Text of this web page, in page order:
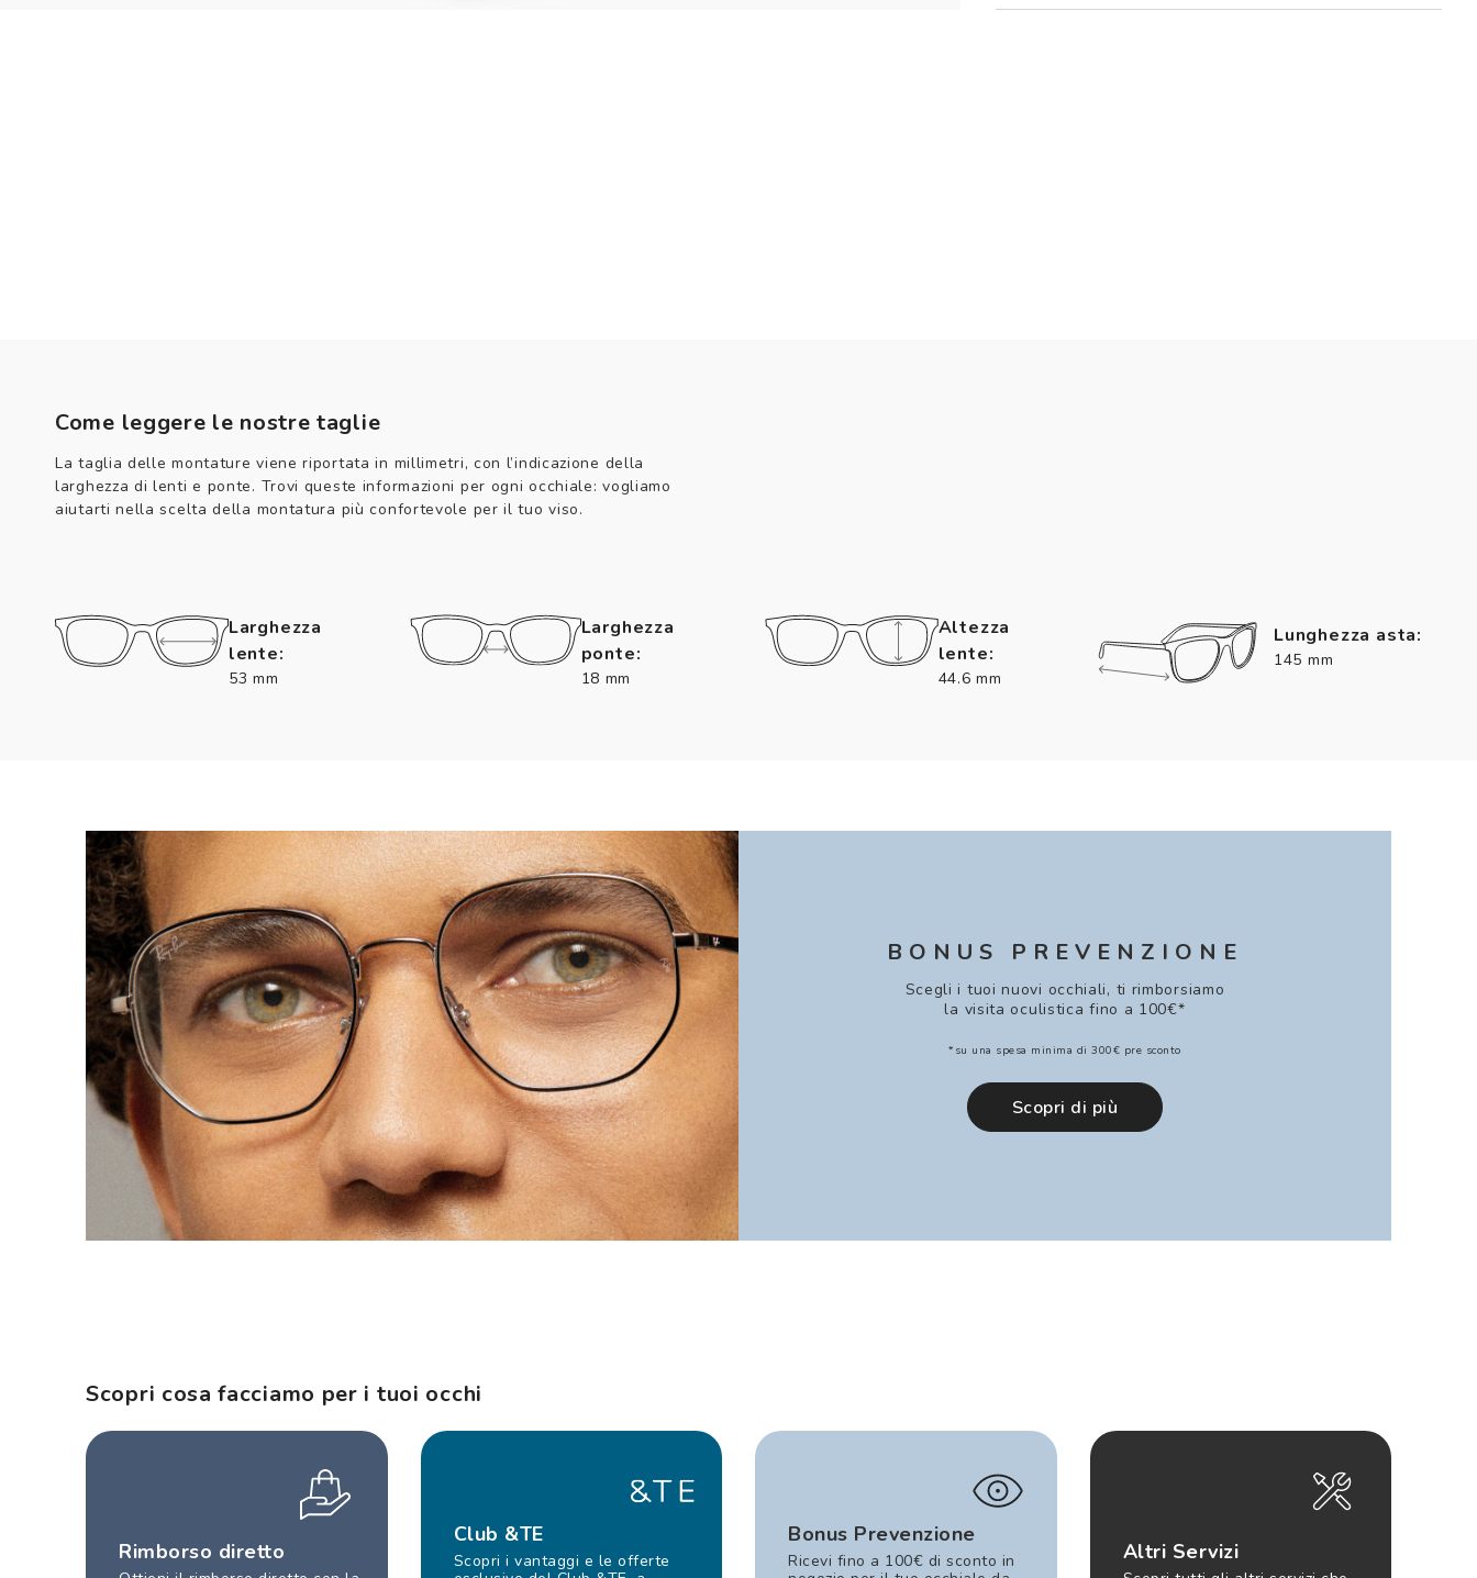
Come leggere le nostre taglie
La taglia delle montature viene riportata in millimetri, con l’indicazione della
larghezza di lenti e ponte. Trovi queste informazioni per ogni occhiale: vogliamo
aiutarti nella scelta della montatura più confortevole per il tuo viso.
Larghezza
lente:
53 mm
Larghezza
ponte:
18 mm
Altezza
lente:
44.6 mm
Lunghezza asta:
145 mm
BONUS PREVENZIONE
Scegli i tuoi nuovi occhiali, ti rimborsiamo
la visita oculistica fino a 100€*
*su una spesa minima di 300€ pre sconto
Scopri di più
Scopri cosa facciamo per i tuoi occhi
Rimborso diretto
Club &TE
Scopri i vantaggi e le offerte
Bonus Prevenzione
Ricevi fino a 100€ di sconto in
Altri Servizi